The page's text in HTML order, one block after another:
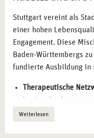
Stuttgart vereint als
einer hohen
Engagement. Diese
Baden-Württembergs
fundierte Ausbildung in
Therapeutische
breites Spektrum an
Kooperationspartnern.
Weiterlesen